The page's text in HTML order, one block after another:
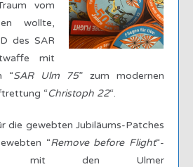
vom
wollte,
des SAR
mit
“SAR Ulm 75” zum modernen
“Christoph 22“.
die gewebten Jubiläums-Patches
“Remove before Flight“-
mit den Ulmer